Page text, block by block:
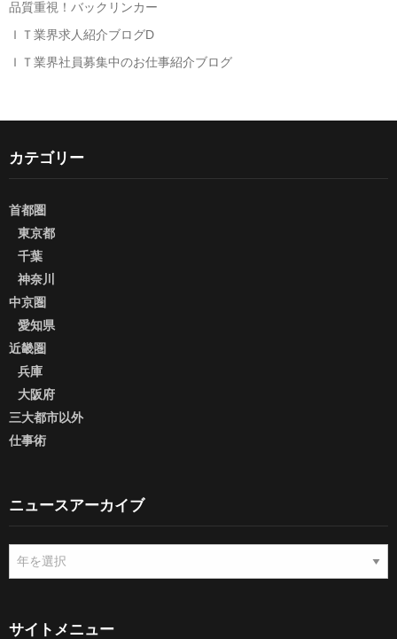
品質重視！バックリンカー
ＩＴ業界求人紹介ブログD
ＩＴ業界社員募集中のお仕事紹介ブログ
カテゴリー
首都圏
東京都
千葉
神奈川
中京圏
愛知県
近畿圏
兵庫
大阪府
三大都市以外
仕事術
ニュースアーカイブ
ア
サイトメニュー